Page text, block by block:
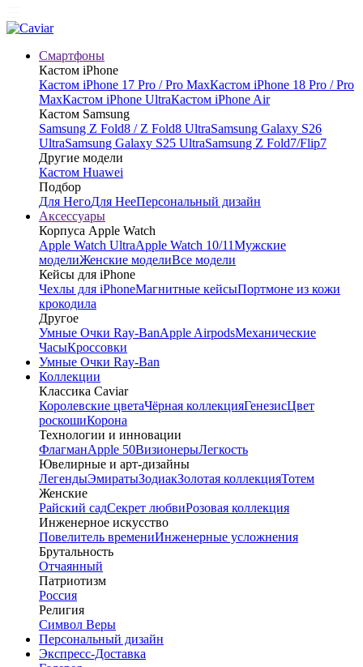
Смартфоны
Кастом iPhone
Кастом iPhone 17 Pro / Pro MaxКастом iPhone 18 Pro / Pro
MaxКастом iPhone UltraКастом iPhone Air
Кастом Samsung
Samsung Z Fold8 / Z Fold8 UltraSamsung Galaxy S26
UltraSamsung Galaxy S25 UltraSamsung Z Fold7/Flip7
Другие модели
Кастом Huawei
Подбор
Для НегоДля НееПерсональный дизайн
Аксессуары
Корпуса Apple Watch
Apple Watch UltraApple Watch 10/11Мужские
моделиЖенские моделиВсе модели
Кейсы для iPhone
Чехлы для iPhoneМагнитные кейсыПортмоне из кожи
крокодила
Другое
Умные Очки Ray-BanApple AirpodsМеханические
ЧасыКроссовки
Умные Очки Ray-Ban
Коллекции
Классика Caviar
Королевские цветаЧёрная коллекцияГенезисЦвет
роскошиКорона
Технологии и инновации
ФлагманApple 50ВизионерыЛегкость
Ювелирные и арт-дизайны
ЛегендыЭмиратыЗодиакЗолотая коллекцияТотем
Женские
Райский садСекрет любвиРозовая коллекция
Инженерное искусство
Повелитель времениИнженерные усложнения
Брутальность
Отчаянный
Патриотизм
Россия
Религия
Символ Веры
Персональный дизайн
Экспресс-Доставка